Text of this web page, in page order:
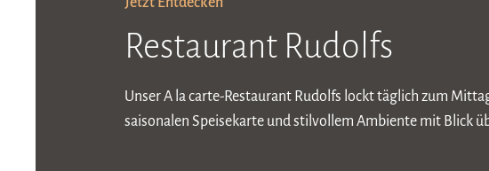
Restaurant Rudolfs
Unser A la carte-Restaurant Rudolfs lockt täglich zum
saisonalen Speisekarte und stilvollem Ambiente mit Blick